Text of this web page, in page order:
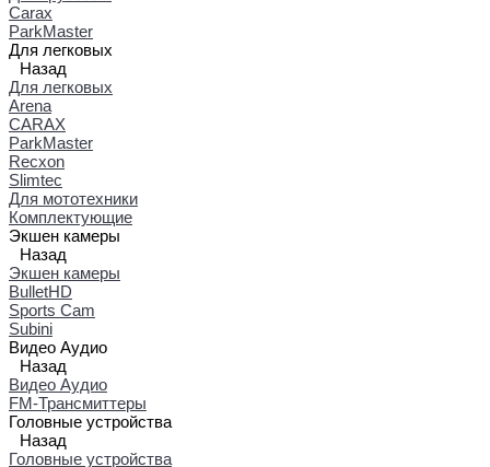
Carax
ParkMaster
Для легковых
Назад
Для легковых
Arena
CARAX
ParkMaster
Recxon
Slimtec
Для мототехники
Комплектующие
Экшен камеры
Назад
Экшен камеры
BulletHD
Sports Cam
Subini
Видео Аудио
Назад
Видео Аудио
FM-Трансмиттеры
Головные устройства
Назад
Головные устройства